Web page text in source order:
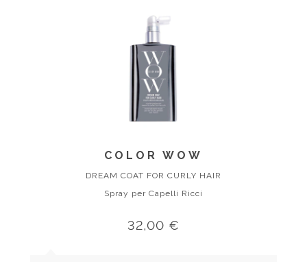
COLOR WOW
DREAM COAT FOR CURLY HAIR
Spray per Capelli Ricci
32,00 €